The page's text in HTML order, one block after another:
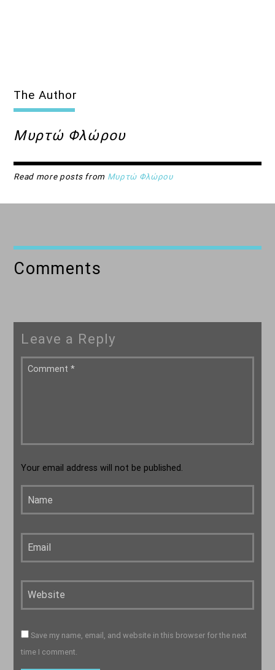
The Author
Μυρτώ Φλώρου
Read more posts from Μυρτώ Φλώρου
Comments
Leave a Reply
Your email address will not be published.
Save my name, email, and website in this browser for the next
time I comment.